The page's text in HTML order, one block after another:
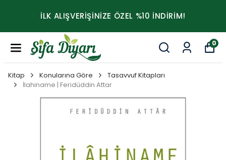
İLK ALIŞVERİŞİNİZE ÖZEL %10 İNDİRİM!
0
Kitap Konularına Göre
Tasavvuf Kitapları
İlahiname | Feridüddin Attar